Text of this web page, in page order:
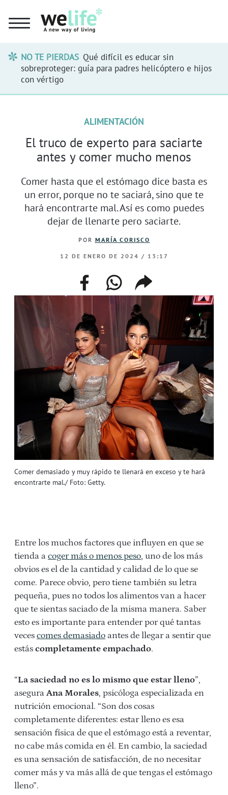
NO TE PIERDAS Qué difícil es educar sin
sobreproteger: guía para padres helicóptero e hijos
con vértigo
Comer demasiado y muy rápido te llenará en exceso y te hará
encontrarte mal./ Foto: Getty.
ALIMENTACIÓN
El truco de experto para saciarte
antes y comer mucho menos
Comer hasta que el estómago dice basta es
un error, porque no te saciará, sino que te
hará encontrarte mal. Así es como puedes
dejar de llenarte pero saciarte.
POR MARÍA CORISCO
12 DE ENERO DE 2024 / 13:17
facebookwhatsappcompartir
enlace
Entre los muchos factores que influyen en que se
tienda a coger más o menos peso, uno de los más
obvios es el de la cantidad y calidad de lo que se
come. Parece obvio, pero tiene también su letra
pequeña, pues no todos los alimentos van a hacer
que te sientas saciado de la misma manera. Saber
esto es importante para entender por qué tantas
veces comes demasiado antes de llegar a sentir que
estás completamente empachado.
“La saciedad no es lo mismo que estar lleno”,
asegura Ana Morales, psicóloga especializada en
nutrición emocional. “Son dos cosas
completamente diferentes: estar lleno es esa
sensación física de que el estómago está a reventar,
no cabe más comida en él. En cambio, la saciedad
es una sensación de satisfacción, de no necesitar
comer más y va más allá de que tengas el estómago
lleno”.